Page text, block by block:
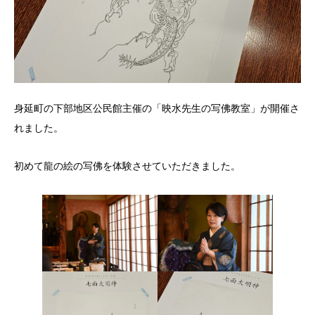
身延町の下部地区公民館主催の「映水先生の写佛教室」が開催さ
れました。
初めて龍の絵の写佛を体験させていただきました。